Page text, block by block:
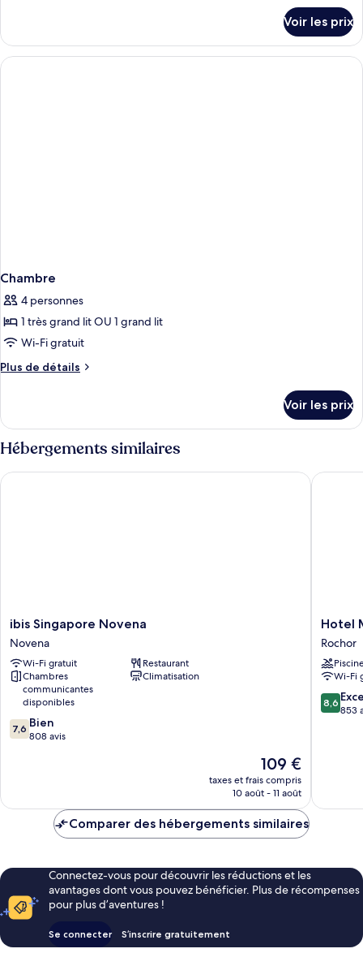
le
type
de
Voir les prix
Chambre
4 personnes
1 très grand lit OU 1 grand lit
Wi-Fi gratuit
Plus de détails
Plus
le
type
de
chambre
Chambre
Voir les prix
Hébergements similaires
ibis
Singapore
Novena
Novena
ibis Singapore Novena
Novena
Wi-Fi gratuit
Restaurant
Chambres
communicantes
disponibles
Climatisation
7.6
sur
7,6 Bien
808 avis
Le
nouveau
prix
de
109 €
taxes et frais compris
10 août - 11 août
ibis Singapore Novena
Hotel
Mi
Rochor
Rochor
Hotel
Rochor
Wi-Fi
8.6
sur
8,6
853
Hotel
Comparer des hébergements similaires
Connectez-vous pour découvrir les réductions et les
avantages dont vous pouvez bénéficier. Plus de récompenses
pour plus d’aventures !
Se connecter S’inscrire gratuitement